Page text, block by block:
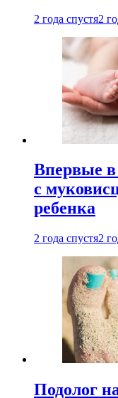
2 года спустя2
Впервые
с
ребенка
2 года спустя2
Подолог